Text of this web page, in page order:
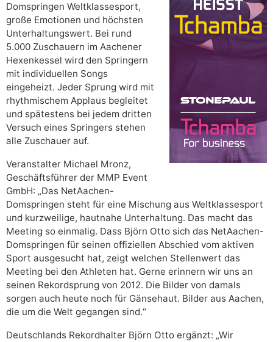
Domspringen Weltklassesport,
große Emotionen und höchsten
Unterhaltungswert. Bei rund
5.000 Zuschauern im Aachener
Hexenkessel wird den Springern
mit individuellen Songs
eingeheizt. Jeder Sprung wird mit
rhythmischem Applaus begleitet
und spätestens bei jedem dritten
Versuch eines Springers stehen
alle Zuschauer auf.
Veranstalter Michael Mronz,
Geschäftsführer der MMP Event
GmbH: „Das NetAachen-
Domspringen steht für eine Mischung aus Weltklassesport
und kurzweilige, hautnahe Unterhaltung. Das macht das
Meeting so einmalig. Dass Björn Otto sich das NetAachen-
Domspringen für seinen offiziellen Abschied vom aktiven
Sport ausgesucht hat, zeigt welchen Stellenwert das
Meeting bei den Athleten hat. Gerne erinnern wir uns an
seinen Rekordsprung von 2012. Die Bilder von damals
sorgen auch heute noch für Gänsehaut. Bilder aus Aachen,
die um die Welt gegangen sind.“
Deutschlands Rekordhalter Björn Otto ergänzt: „Wir